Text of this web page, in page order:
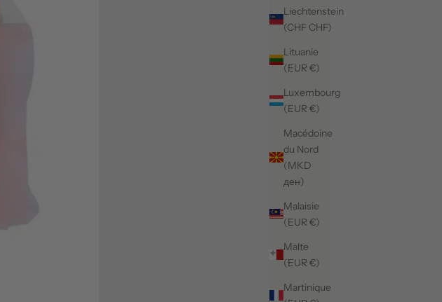
Liechtenstein
(CHF CHF)
Lituanie
(EUR €)
Luxembourg
(EUR €)
Macédoine
du Nord
(MKD
ден)
Malaisie
(EUR €)
Malte
(EUR €)
Martinique